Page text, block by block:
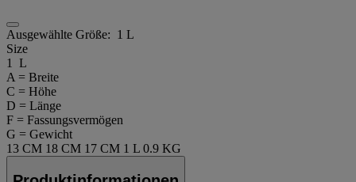
Ausgewählte Größe: 1 L
Size
1 L
A = Breite
C = Höhe
D = Länge
F = Fassungsvermögen
G = Gewicht
13 CM 18 CM 17 CM 1 L 0.9 KG